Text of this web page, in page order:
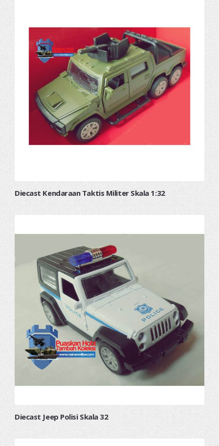
Diecast Kendaraan Taktis Militer Skala 1:32
Diecast Jeep Polisi Skala 32